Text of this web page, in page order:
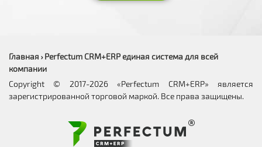
Главная › Perfectum CRM+ERP единая система для всей
компании
Copyright © 2017-2026 «Perfectum CRM+ERP» является
зарегистрированной торговой маркой. Все права защищены.